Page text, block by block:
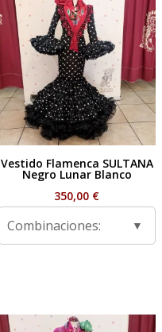
hasta
99,95 €
Vestido Flamenca SULTANA
Negro Lunar Blanco
350,00 €
Combinaciones: